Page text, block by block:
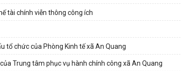
tài chính viễn thông công ích
tổ chức của Phòng Kinh tế xã An Quang
Trung tâm phục vụ hành chính công xã An Quang